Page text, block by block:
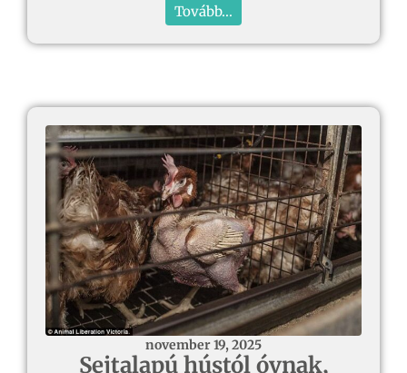
Tovább...
november 19, 2025
Sejtalapú hústól óvnak,